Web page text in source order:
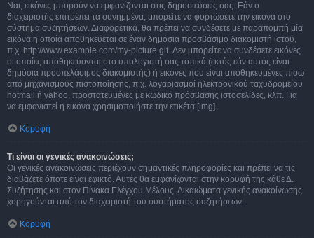
Ναι, εικόνες μπορούν να εμφανίζονται στις δημοσιεύσεις σας. Εάν ο
διαχειριστής επιτρέπει τα συνημμένα, μπορείτε να φορτώσετε την εικόνα στο
σύστημα συζητήσεων. Διαφορετικά, θα πρέπει να συνδέσετε με παραπομπή μία
εικόνα η οποία αποθηκεύεται σε έναν δημόσια προσβάσιμο διακομιστή ιστού,
π.χ. http://www.example.com/my-picture.gif. Δεν μπορείτε να συνδέσετε εικόνες
οι οποίες αποθηκεύονται στο υπολογιστή σας τοπικά (εκτός εάν αυτός είναι
δημόσια προσπελάσιμος διακομιστής) ή εικόνες που είναι αποθηκευμένες πίσω
από μηχανισμούς πιστοποίησης, π.χ. λογαριασμοί ηλεκτρονικού ταχυδρομείου
hotmail ή yahoo, προστατευμένες με κωδικό πρόσβασης ιστοσελίδες, κλπ. Για
να εμφανιστεί η εικόνα χρησιμοποιήστε την ετικέτα [img].
Κορυφή
Τι είναι οι γενικές ανακοινώσεις;
Οι γενικές ανακοινώσεις περιέχουν σημαντικές πληροφορίες και πρέπει να τις
διαβάζετε όποτε είναι εφικτό. Αυτές θα εμφανίζονται στην κορυφή της κάθε Δ.
Συζήτησης και στον Πίνακα Ελέγχου Μέλους. Δικαιώματα γενικής ανακοίνωσης
χορηγούνται από τον διαχειριστή του συστήματος συζητήσεων.
Κορυφή